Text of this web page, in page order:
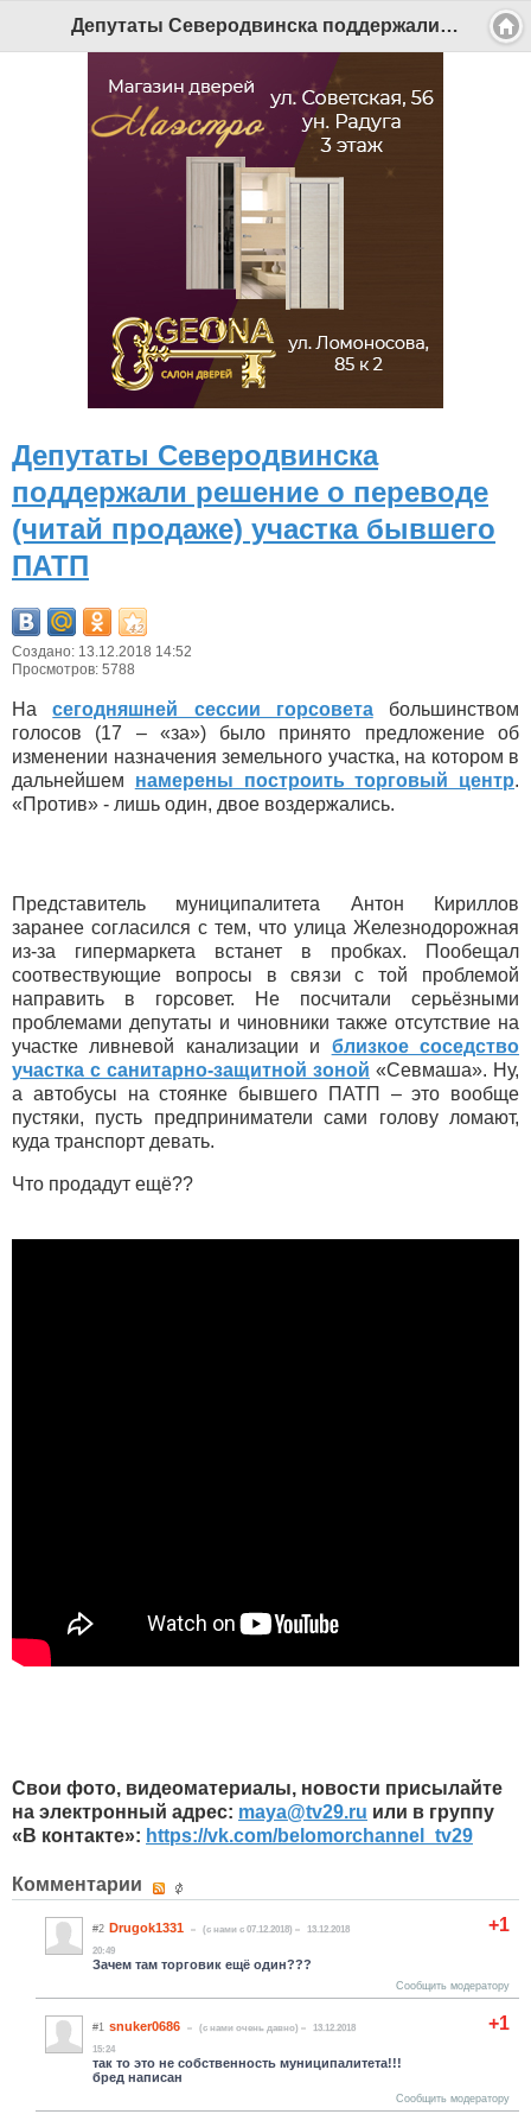
Депутаты Северодвинска поддержали решение о переводе (читай продаже) участка бывшего ПАТП - Беломорканал Северодвинск tv29.ru
Депутаты Северодвинска
поддержали решение о переводе
(читай продаже) участка бывшего
ПАТП
Создано: 13.12.2018 14:52
Просмотров: 5788
Насегодняшней сессии горсоветабольшинством
голосов (17 – «за») было принято предложение об
изменении назначения земельного участка, на котором в
дальнейшем намерены построить торговый центр.
«Против» - лишь один, двое воздержались.
Представитель муниципалитета Антон Кириллов
заранее согласился с тем, что улица Железнодорожная
из-за гипермаркета встанет в пробках. Пообещал
соотвествующие вопросы в связи с той проблемой
направить в горсовет. Не посчитали серьёзными
проблемами депутаты и чиновники также отсутствие на
участке ливневой канализации и близкое соседство
участка с санитарно-защитной зоной «Севмаша». Ну,
а автобусы на стоянке бывшего ПАТП – это вообще
пустяки, пусть предприниматели сами голову ломают,
куда транспорт девать.
Что продадут ещё??
Свои фото, видеоматериалы, новости присылайте
на электронный адрес: maya@tv29.ru или в группу
«В контакте»: https://vk.com/belomorchannel_tv29
Комментарии
+1
#2 Drugok1331 (c нами с 07.12.2018)
13.12.2018
20:49
Зачем там торговик ещё один???
Сообщить модератору
+1
#1 snuker0686 (c нами очень давно)
13.12.2018
15:24
так то это не собственность муниципалитета!!!
бред написан
Сообщить модератору